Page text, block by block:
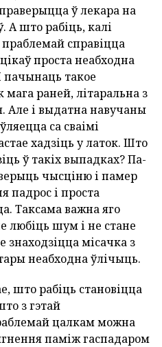
ў лекара на
А што рабіць, калі
праблемай справіцца
проста неабходна
пачынаць такое
раней, літаральна з
і выдатна навучаны
са сваімі
хадзіць у латок. Што
ў такіх выпадках? Па-
чысціню і памер
падрос і проста
Таксама важна яго
любіць шум і не стане
знаходзіцца місачка з
неабходна ўлічыць.
што рабіць становіцца
з гэтай
цалкам можна
паміж гаспадаром